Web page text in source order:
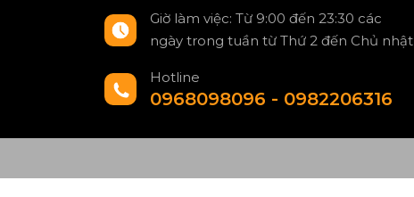
Giờ làm việc: Từ 9:00 đến 23:30 các
ngày trong tuần từ Thứ 2 đến Chủ nhật
Hotline
0968098096 - 0982206316